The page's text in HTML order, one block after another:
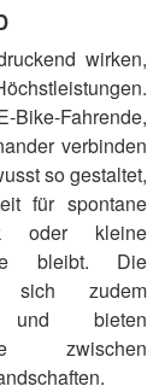
wirken,
Bike-Fahrende,
verbinden
so gestaltet,
für spontane
oder kleine
bleibt. Die
sich zudem
und bieten
zwischen